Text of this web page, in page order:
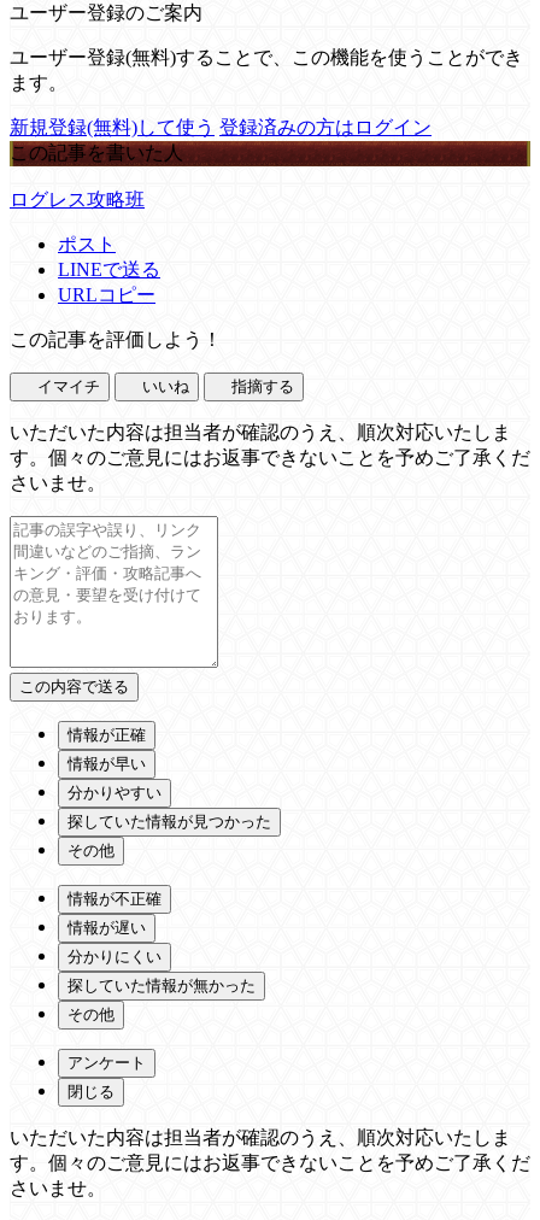
ユーザー登録のご案内
ユーザー登録(無料)することで、この機能を使うことができ
ます。
新規登録(無料)して使う 登録済みの方はログイン
この記事を書いた人
ログレス攻略班
ポスト
LINEで送る
URLコピー
この記事を評価しよう！
イマイチ いいね 指摘する
いただいた内容は担当者が確認のうえ、順次対応いたしま
す。個々のご意見にはお返事できないことを予めご了承くだ
さいませ。
情報が正確
情報が早い
分かりやすい
探していた情報が見つかった
その他
情報が不正確
情報が遅い
分かりにくい
探していた情報が無かった
その他
アンケート
閉じる
いただいた内容は担当者が確認のうえ、順次対応いたしま
す。個々のご意見にはお返事できないことを予めご了承くだ
さいませ。